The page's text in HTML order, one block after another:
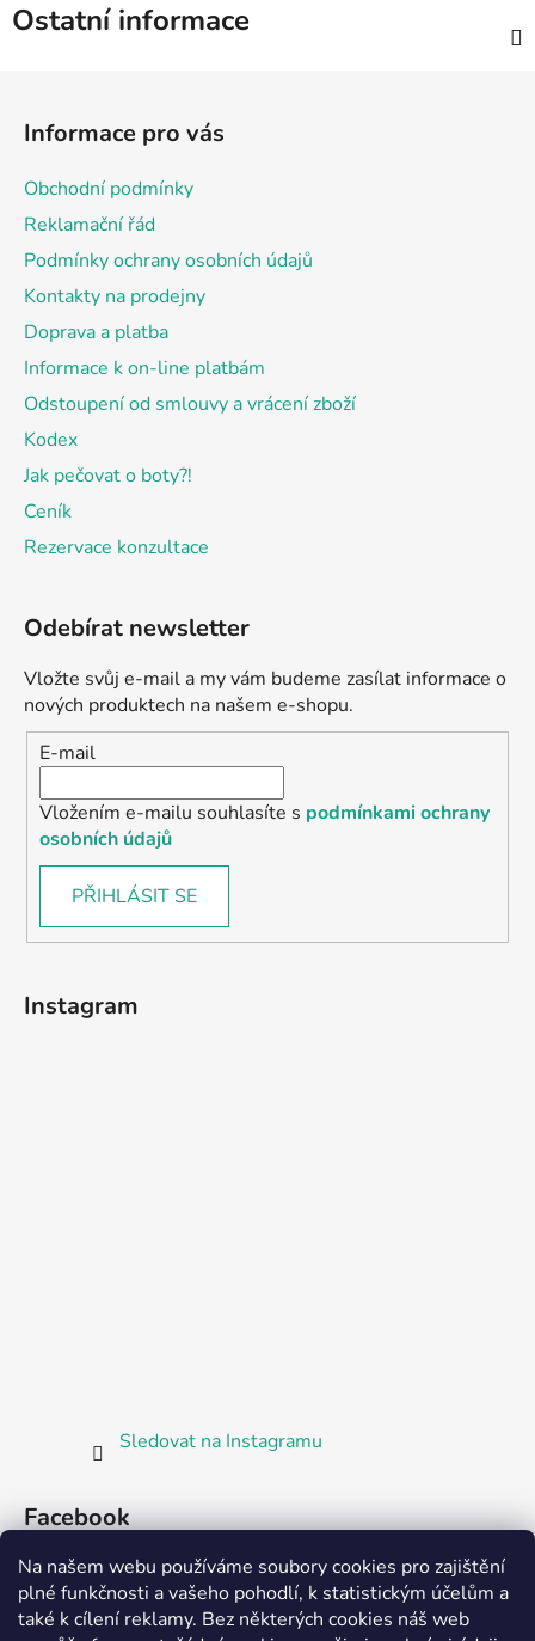
Na našem webu používáme soubory cookies pro zajištění
plné funkčnosti a vašeho pohodlí, k statistickým účelům a
také k cílení reklamy. Bez některých cookies náš web
Ostatní informace
Informace pro vás
Obchodní podmínky
Reklamační řád
Podmínky ochrany osobních údajů
Kontakty na prodejny
Doprava a platba
Informace k on-line platbám
Odstoupení od smlouvy a vrácení zboží
Kodex
Jak pečovat o boty?!
Ceník
Rezervace konzultace
Odebírat newsletter
Vložte svůj e-mail a my vám budeme zasílat informace o
nových produktech na našem e-shopu.
E-mail
Vložením e-mailu souhlasíte s podmínkami ochrany
osobních údajů
PŘIHLÁSIT SE
Instagram
Sledovat na Instagramu
Facebook